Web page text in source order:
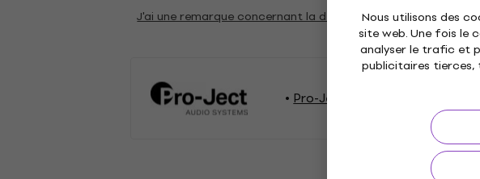
Nous utilisons des
site web. Une fois le
analyser le trafic et
publicitaires
J'ai une remarque concernant la description
Pro-Ject Audio